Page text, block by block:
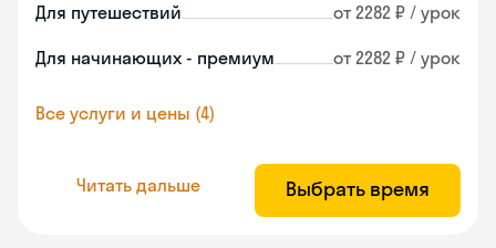
Для путешествий от 2282 ₽ / урок
Для начинающих - премиум от 2282 ₽ / урок
Все услуги и цены (4)
Читать дальше Выбрать время